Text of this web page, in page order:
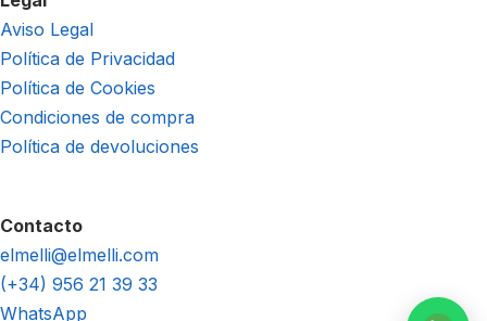
Aviso Legal
Política de Privacidad
Política de Cookies
Condiciones de compra
Política de devoluciones
Contacto
elmelli@elmelli.com
(+34) 956 21 39 33
WhatsApp